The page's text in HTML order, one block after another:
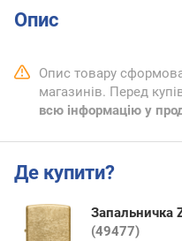
Опис
Опис товару
магазинів. Перед
всю інформацію у
Де купити?
Запальничка
(49477)